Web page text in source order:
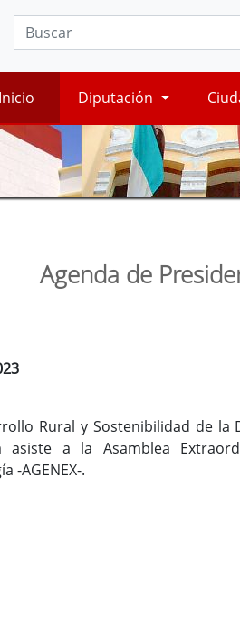
Inicio Diputación
Agenda de
Rural y Sostenibilidad de la
asiste a la Asamblea
-AGENEX-.